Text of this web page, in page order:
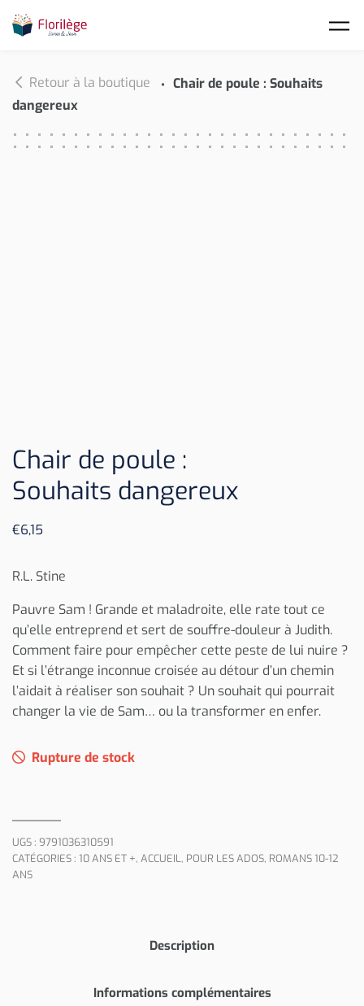
Retour à la boutique
Chair de poule : Souhaits
dangereux
Chair de poule :
Souhaits dangereux
€6,15
R.L. Stine
Pauvre Sam ! Grande et maladroite, elle rate tout ce
qu’elle entreprend et sert de souffre-douleur à Judith.
Comment faire pour empêcher cette peste de lui nuire ?
Et si l’étrange inconnue croisée au détour d’un chemin
l’aidait à réaliser son souhait ? Un souhait qui pourrait
changer la vie de Sam… ou la transformer en enfer.
Rupture de stock
UGS : 9791036310591
CATÉGORIES : 10 ANS ET +, ACCUEIL, POUR LES ADOS, ROMANS 10-12
ANS
Description
Informations complémentaires